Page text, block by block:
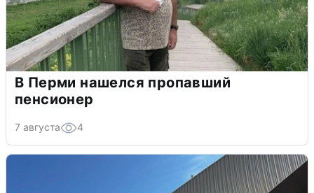
В Перми нашелся пропавший
пенсионер
7 августа 4